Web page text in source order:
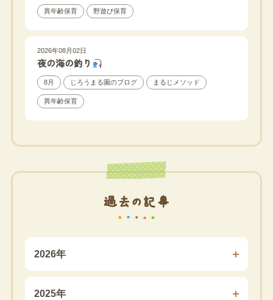
異年齢保育 野遊び保育
2026年08月02日
夜の海の釣り
8月 じろうまる園のブログ まるじメソッド
異年齢保育
過去の記事
2026年
2025年